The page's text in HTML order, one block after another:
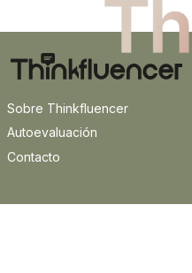
Sobre Thinkfluencer
Autoevaluación
Contacto